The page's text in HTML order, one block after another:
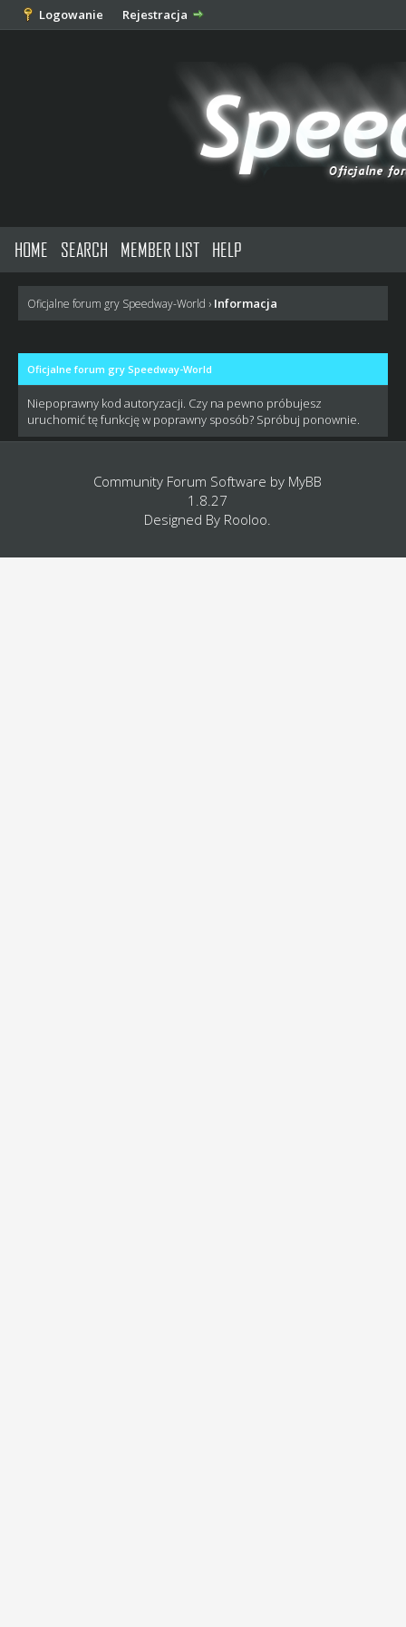
Logowanie Rejestracja
HOME SEARCH MEMBER LIST HELP
Oficjalne forum gry Speedway-World › Informacja
Oficjalne forum gry Speedway-World
Niepoprawny kod autoryzacji. Czy na pewno próbujesz
uruchomić tę funkcję w poprawny sposób? Spróbuj ponownie.
Community Forum Software by MyBB
1.8.27
Designed By Rooloo.